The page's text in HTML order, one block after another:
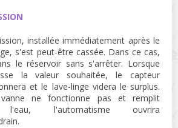
installée immédiatement après le
s'est peut-être cassée. Dans ce cas,
le réservoir sans s'arrêter. Lorsque
la valeur souhaitée, le capteur
et le lave-linge videra le surplus.
ne fonctionne pas et remplit
l'eau, l'automatisme ouvrira